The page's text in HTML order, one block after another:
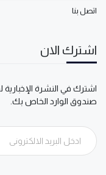
اتصل بنا
اشترك الان
اشترك في النشرة
صندوق الوارد الخاص بك.